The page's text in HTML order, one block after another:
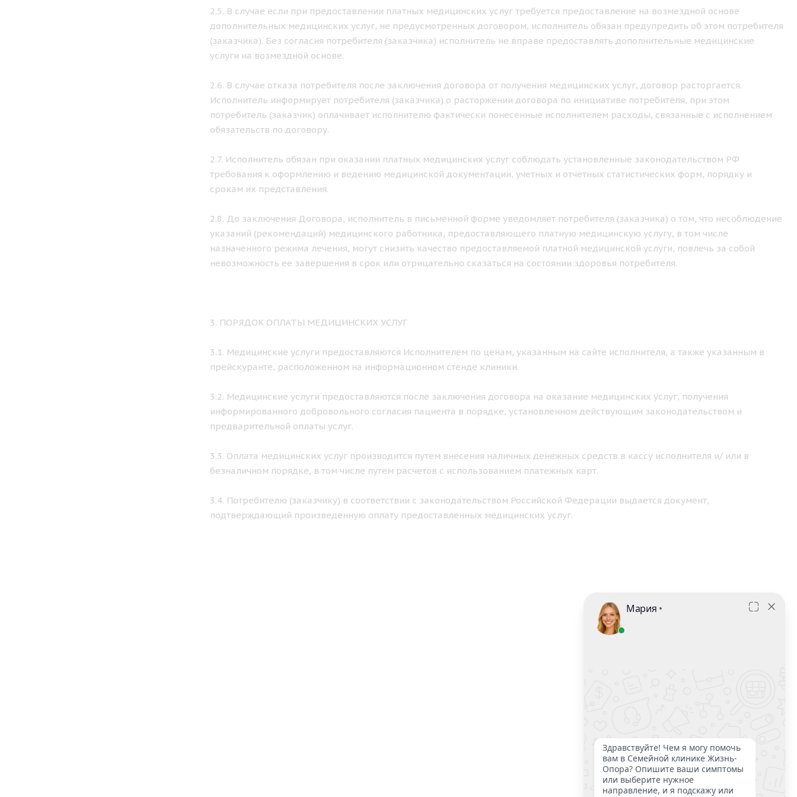
2.5. В случае если при предоставлении платных медицинских услуг требуется предоставление на возмездной основе
дополнительных медицинских услуг, не предусмотренных договором, исполнитель обязан предупредить об этом потребителя
(заказчика). Без согласия потребителя (заказчика) исполнитель не вправе предоставлять дополнительные медицинские
услуги на возмездной основе.
2.6. В случае отказа потребителя после заключения договора от получения медицинских услуг, договор расторгается.
Исполнитель информирует потребителя (заказчика) о расторжении договора по инициативе потребителя, при этом
потребитель (заказчик) оплачивает исполнителю фактически понесенные исполнителем расходы, связанные с исполнением
обязательств по договору.
2.7. Исполнитель обязан при оказании платных медицинских услуг соблюдать установленные законодательством РФ
требования к оформлению и ведению медицинской документации, учетных и отчетных статистических форм, порядку и
срокам их представления.
2.8. До заключения Договора, исполнитель в письменной форме уведомляет потребителя (заказчика) о том, что несоблюдение
указаний (рекомендаций) медицинского работника, предоставляющего платную медицинскую услугу, в том числе
назначенного режима лечения, могут снизить качество предоставляемой платной медицинской услуги, повлечь за собой
невозможность ее завершения в срок или отрицательно сказаться на состоянии здоровья потребителя.
3. ПОРЯДОК ОПЛАТЫ МЕДИЦИНСКИХ УСЛУГ
3.1. Медицинские услуги предоставляются Исполнителем по ценам, указанным на сайте исполнителя, а также указанным в
прейскуранте, расположенном на информационном стенде клиники.
3.2. Медицинские услуги предоставляются после заключения договора на оказание медицинских услуг, получения
информированного добровольного согласия пациента в порядке, установленном действующим законодательством и
предварительной оплаты услуг.
3.3. Оплата медицинских услуг производится путем внесения наличных денежных средств в кассу исполнителя и/ или в
безналичном порядке, в том числе путем расчетов с использованием платежных карт.
3.4. Потребителю (заказчику) в соответствии с законодательством Российской Федерации выдается документ,
подтверждающий произведенную оплату предоставленных медицинских услуг.